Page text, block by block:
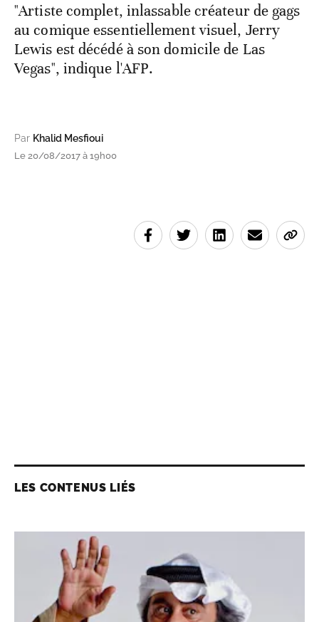
"Artiste complet, inlassable créateur de gags
au comique essentiellement visuel, Jerry
Lewis est décédé à son domicile de Las
Vegas", indique l'AFP.
Par Khalid Mesfioui
Le 20/08/2017 à 19h00
LES CONTENUS LIÉS